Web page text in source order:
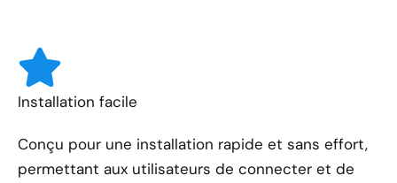
Installation facile
Conçu pour une installation rapide et sans effort,
permettant aux utilisateurs de connecter et de